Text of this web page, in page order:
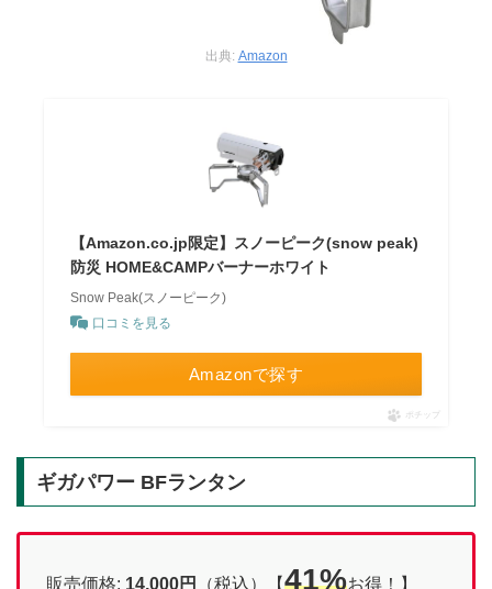
出典: Amazon
【Amazon.co.jp限定】スノーピーク(snow peak)
防災 HOME&CAMPバーナーホワイト
Snow Peak(スノーピーク)
口コミを見る
Amazonで探す
ポチップ
ギガパワー BFランタン
販売価格: 14,000円 （税込）【41%お得！】